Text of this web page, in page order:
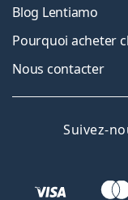
Blog Lentiamo
Pourquoi acheter
Nous contacter
Suivez-